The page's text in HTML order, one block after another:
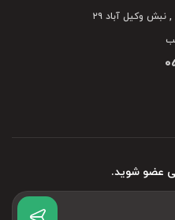
عضو شوید.
نبش وکیل آباد ۲۹